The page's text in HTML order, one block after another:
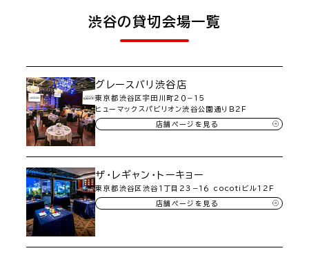
渋谷の貸切会場一覧
グレースバリ渋谷店
東京都渋谷区宇田川町２０−１５
ヒューマックスパビリオン渋谷公園通りＢ２Ｆ
店舗ページを見る
ザ・レギャン・トーキョー
東京都渋谷区渋谷１丁目２３−１６ cocotiビル１２Ｆ
店舗ページを見る